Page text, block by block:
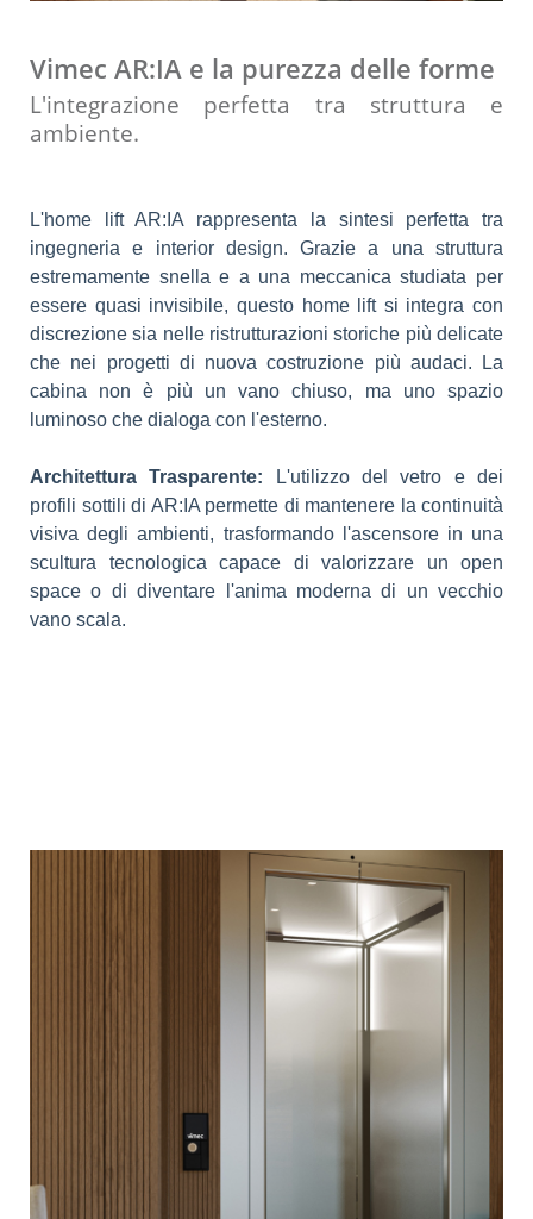
Vimec AR:IA e la purezza delle forme
L'integrazione perfetta tra struttura e
ambiente.
L'home lift AR:IA rappresenta la sintesi perfetta tra
ingegneria e interior design. Grazie a una struttura
estremamente snella e a una meccanica studiata per
essere quasi invisibile, questo home lift si integra con
discrezione sia nelle ristrutturazioni storiche più delicate
che nei progetti di nuova costruzione più audaci. La
cabina non è più un vano chiuso, ma uno spazio
luminoso che dialoga con l'esterno.
Architettura Trasparente: L'utilizzo del vetro e dei
profili sottili di AR:IA permette di mantenere la continuità
visiva degli ambienti, trasformando l'ascensore in una
scultura tecnologica capace di valorizzare un open
space o di diventare l'anima moderna di un vecchio
vano scala.